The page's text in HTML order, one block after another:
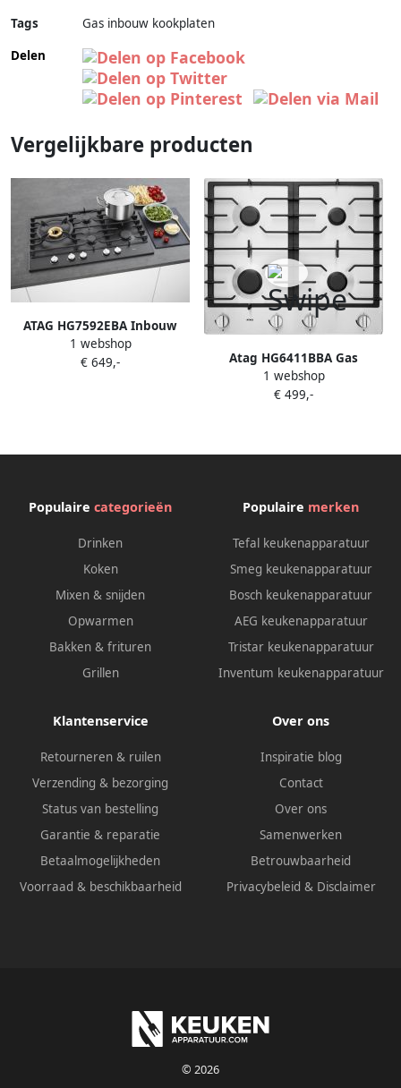
Tags
Gas inbouw kookplaten
Delen
Vergelijkbare producten
ATAG HG7592EBA Inbouw
gaskookplaat
1 webshop
€ 649,-
Atag HG6411BBA Gas
kookplaat Grijs
1 webshop
€ 499,-
Populaire categorieën
Drinken
Koken
Mixen & snijden
Opwarmen
Bakken & frituren
Grillen
Populaire merken
Tefal keukenapparatuur
Smeg keukenapparatuur
Bosch keukenapparatuur
AEG keukenapparatuur
Tristar keukenapparatuur
Inventum keukenapparatuur
Klantenservice
Retourneren & ruilen
Verzending & bezorging
Status van bestelling
Garantie & reparatie
Betaalmogelijkheden
Voorraad & beschikbaarheid
Over ons
Inspiratie blog
Contact
Over ons
Samenwerken
Betrouwbaarheid
Privacybeleid & Disclaimer
© 2026